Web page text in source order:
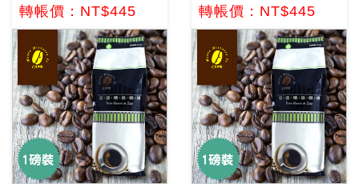
轉帳價：NT$445 轉帳價：NT$445